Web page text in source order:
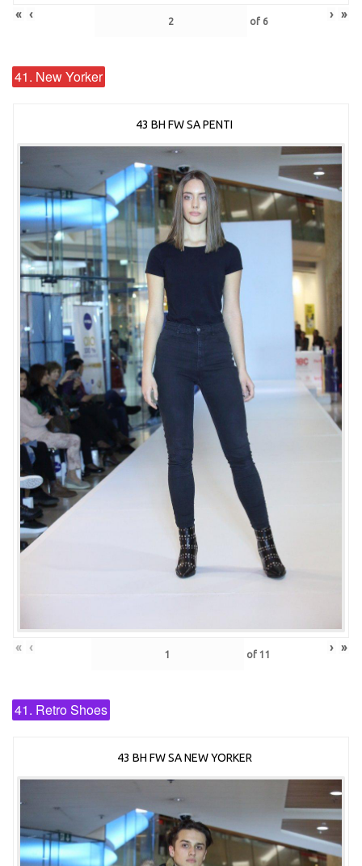
« ‹ of 6 › »
41. New Yorker
43 BH FW SA PENTI
« ‹ of 11 › »
41. Retro Shoes
43 BH FW SA NEW YORKER